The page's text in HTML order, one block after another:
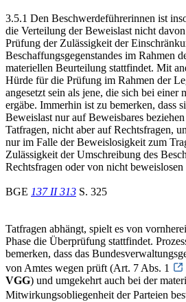
3.5.1 Den Beschwerdeführerinnen ist
die Verteilung der Beweislast nicht
Prüfung der Zulässigkeit der
Beschaffungsgegenstandes im Rahmen
materiellen Beurteilung stattfindet. Mit
Hürde für die Prüfung im Rahmen der
angesetzt sein als jene, die sich bei einer
ergäbe. Immerhin ist zu bemerken, dass
Beweislast nur auf Beweisbares
Tatfragen, nicht aber auf Rechtsfragen,
nur im Falle der Beweislosigkeit zum
Zulässigkeit der Umschreibung des
Rechtsfragen oder von nicht beweislosen
BGE 137 II 313 S. 325
Tatfragen abhängt, spielt es von
Phase die Überprüfung stattfindet.
bemerken, dass das
von Amtes wegen prüft (Art. 7 Abs. 1
VGG) und umgekehrt auch bei der
Mitwirkungsobliegenheit der Parteien